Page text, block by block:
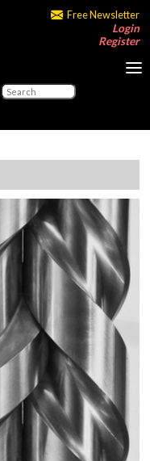
Free Newsletter
Login
Register